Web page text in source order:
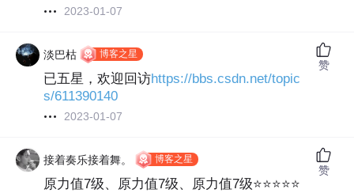
2023-01-07
淡巴枯 博客之星
已五星，欢迎回访https://bbs.csdn.net/topic
s/611390140
2023-01-07
赞
接着奏乐接着舞。 博客之星
原力值7级、原力值7级、原力值7级⭐⭐⭐⭐⭐
赞